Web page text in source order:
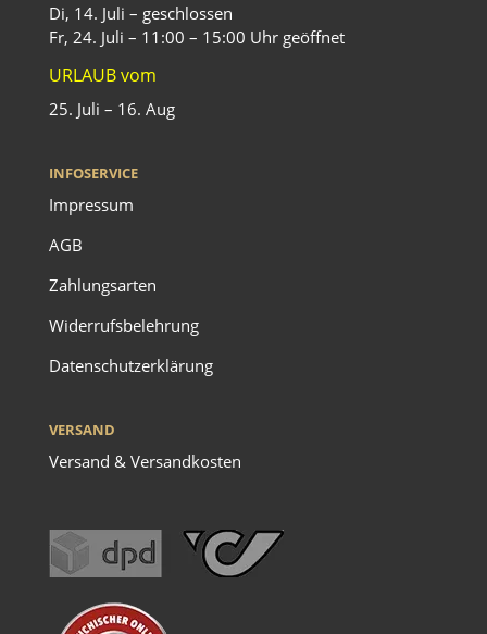
Di, 14. Juli – geschlossen
Fr, 24. Juli – 11:00 – 15:00 Uhr geöffnet
URLAUB vom
25. Juli – 16. Aug
INFOSERVICE
Impressum
AGB
Zahlungsarten
Widerrufsbelehrung
Datenschutzerklärung
VERSAND
Versand & Versandkosten